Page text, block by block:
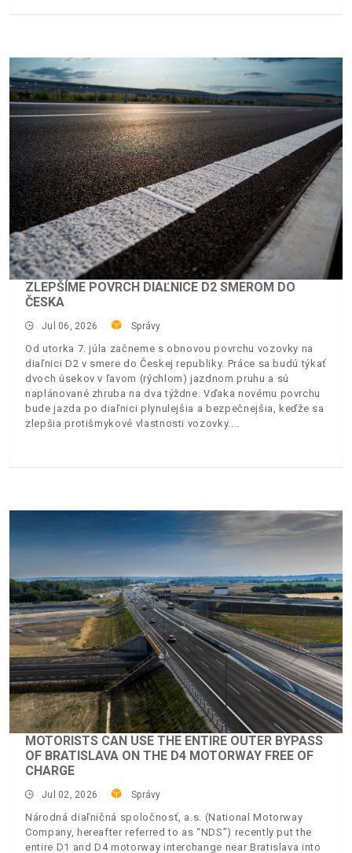
ZLEPŠÍME POVRCH DIAĽNICE D2 SMEROM DO
ČESKA
Jul 06, 2026 Správy
Od utorka 7. júla začneme s obnovou povrchu vozovky na
diaľnici D2 v smere do Českej republiky. Práce sa budú týkať
dvoch úsekov v ľavom (rýchlom) jazdnom pruhu a sú
naplánované zhruba na dva týždne. Vďaka novému povrchu
bude jazda po diaľnici plynulejšia a bezpečnejšia, keďže sa
zlepšia protišmykové vlastnosti vozovky.
MOTORISTS CAN USE THE ENTIRE OUTER BYPASS
OF BRATISLAVA ON THE D4 MOTORWAY FREE OF
CHARGE
Jul 02, 2026 Správy
Národná diaľničná spoločnosť, a.s. (National Motorway
Company, hereafter referred to as “NDS”) recently put the
entire D1 and D4 motorway interchange near Bratislava into